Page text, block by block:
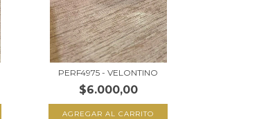
PERF4975 - VELONTINO
$6.000,00
AGREGAR AL CARRITO